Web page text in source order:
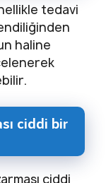
tedavi
haline
ciddi bir
ciddi